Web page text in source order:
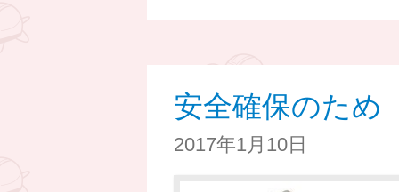
安全確保のた
2017年1月10日